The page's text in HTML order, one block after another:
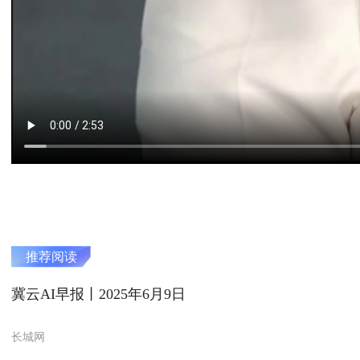
推荐阅读
冀云AI早报丨2025年6月9日
长城网